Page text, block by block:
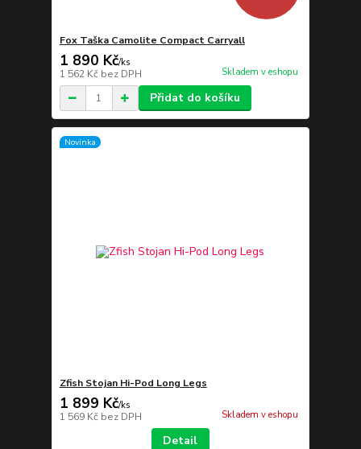
Fox Taška Camolite Compact Carryall
1 890 Kč/ks
1 562 Kč bez DPH Skladem v eshopu
Přidat do košíku
Novinka
Zfish Stojan Hi-Pod Long Legs
1 899 Kč/ks
1 569 Kč bez DPH Skladem v eshopu
Detail